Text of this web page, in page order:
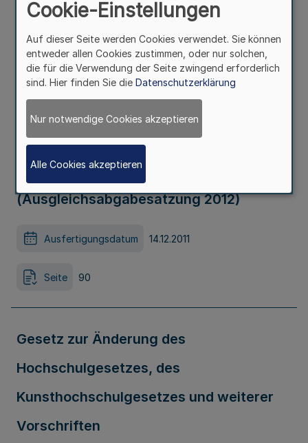
Sozialgesetzbuch - Neuntes Buch - (SGB
IX) an die örtlichen Fürsorgestellen bei
den Kreisen, kreisfreien und großen
kreisangehörigen Städten und dem
Gemeindeverband Städteregion Aachen
im Rheinland für das Haushaltsjahr 2012
(Ausgleichsabgabesatzung 2012)
Ausfertigungsdatum 14.12.2011
Seite 90
Gesetz zur Änderung des
Hochschulgesetzes, des
Kunsthochschulgesetzes und weiterer
Vorschriften
Cookie-Einstellungen
Auf dieser Seite werden Cookies verwendet. Sie können
entweder allen Cookies zustimmen, oder nur solchen,
die für die Verwendung der Seite zwingend erforderlich
sind. Hier finden Sie die Datenschutzerklärung
Nur notwendige Cookies akzeptieren
Alle Cookies akzeptieren